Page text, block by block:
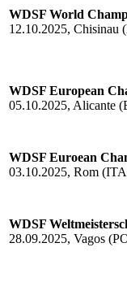
WDSF World
12.10.2025, Chisinau
WDSF European
05.10.2025, Alicante
WDSF Euroean
03.10.2025, Rom
WDSF
28.09.2025, Vagos